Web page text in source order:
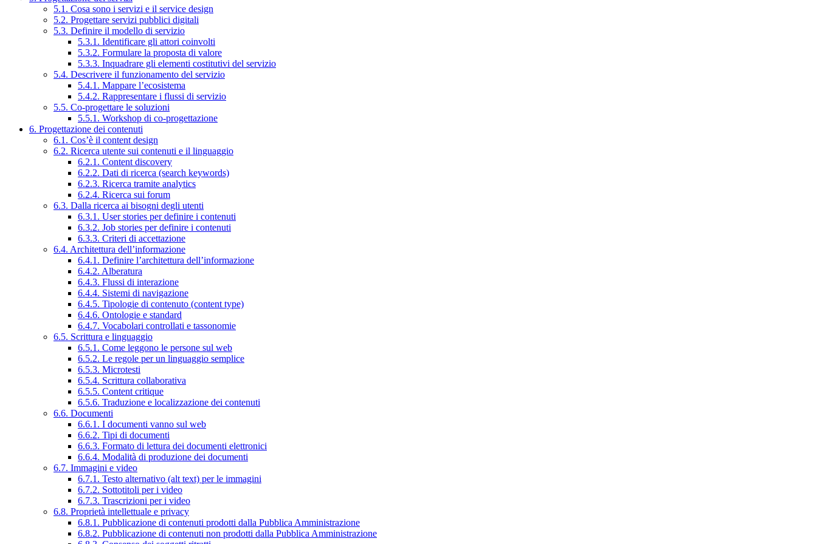
5.1. Cosa sono i servizi e il service design
5.2. Progettare servizi pubblici digitali
5.3. Definire il modello di servizio
5.3.1. Identificare gli attori coinvolti
5.3.2. Formulare la proposta di valore
5.3.3. Inquadrare gli elementi costitutivi del servizio
5.4. Descrivere il funzionamento del servizio
5.4.1. Mappare l’ecosistema
5.4.2. Rappresentare i flussi di servizio
5.5. Co-progettare le soluzioni
5.5.1. Workshop di co-progettazione
6. Progettazione dei contenuti
6.1. Cos’è il content design
6.2. Ricerca utente sui contenuti e il linguaggio
6.2.1. Content discovery
6.2.2. Dati di ricerca (search keywords)
6.2.3. Ricerca tramite analytics
6.2.4. Ricerca sui forum
6.3. Dalla ricerca ai bisogni degli utenti
6.3.1. User stories per definire i contenuti
6.3.2. Job stories per definire i contenuti
6.3.3. Criteri di accettazione
6.4. Architettura dell’informazione
6.4.1. Definire l’architettura dell’informazione
6.4.2. Alberatura
6.4.3. Flussi di interazione
6.4.4. Sistemi di navigazione
6.4.5. Tipologie di contenuto (content type)
6.4.6. Ontologie e standard
6.4.7. Vocabolari controllati e tassonomie
6.5. Scrittura e linguaggio
6.5.1. Come leggono le persone sul web
6.5.2. Le regole per un linguaggio semplice
6.5.3. Microtesti
6.5.4. Scrittura collaborativa
6.5.5. Content critique
6.5.6. Traduzione e localizzazione dei contenuti
6.6. Documenti
6.6.1. I documenti vanno sul web
6.6.2. Tipi di documenti
6.6.3. Formato di lettura dei documenti elettronici
6.6.4. Modalità di produzione dei documenti
6.7. Immagini e video
6.7.1. Testo alternativo (alt text) per le immagini
6.7.2. Sottotitoli per i video
6.7.3. Trascrizioni per i video
6.8. Proprietà intellettuale e privacy
6.8.1. Pubblicazione di contenuti prodotti dalla Pubblica Amministrazione
6.8.2. Pubblicazione di contenuti non prodotti dalla Pubblica Amministrazione